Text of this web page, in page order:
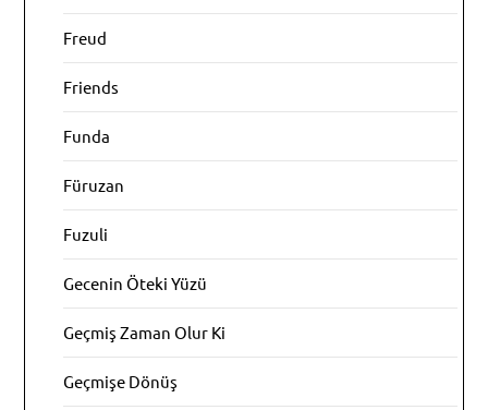
Freud
Friends
Funda
Füruzan
Fuzuli
Gecenin Öteki Yüzü
Geçmiş Zaman Olur Ki
Geçmişe Dönüş